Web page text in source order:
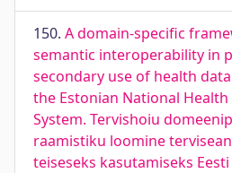
150. A domain-speciﬁc
semantic interoperability in
secondary use of health
the Estonian National
System. Tervishoiu
raamistiku loomine
teiseseks kasutamiseks Eesti